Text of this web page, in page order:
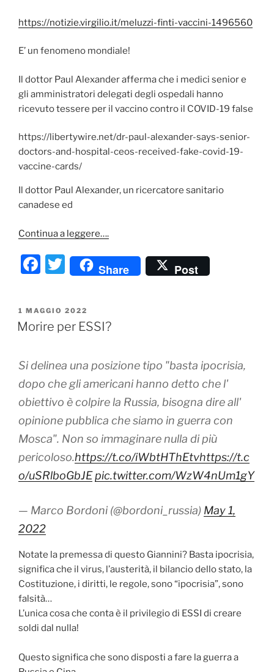
https://notizie.virgilio.it/meluzzi-finti-vaccini-1496560
E’ un fenomeno mondiale!
Il dottor Paul Alexander afferma che i medici senior e
gli amministratori delegati degli ospedali hanno
ricevuto tessere per il vaccino contro il COVID-19 false
https://libertywire.net/dr-paul-alexander-says-senior-
doctors-and-hospital-ceos-received-fake-covid-19-
vaccine-cards/
Il dottor Paul Alexander, un ricercatore sanitario
canadese ed
Continua a leggere….
F
c
e
o
o
k
T
w
itt
er
Share Post
PUBBLICATO
IL
1 MAGGIO 2022
Morire per ESSI?
Si delinea una posizione tipo "basta ipocrisia,
dopo che gli americani hanno detto che l'
obiettivo è colpire la Russia, bisogna dire all'
opinione pubblica che siamo in guerra con
Mosca". Non so immaginare nulla di più
pericoloso.https://t.co/iWbtHThEtvhttps://t.c
o/uSRlboGbJE pic.twitter.com/WzW4nUm1gY
— Marco Bordoni (@bordoni_russia) May 1,
2022
Notate la premessa di questo Giannini? Basta ipocrisia,
significa che il virus, l’austerità, il bilancio dello stato, la
Costituzione, i diritti, le regole, sono “ipocrisia”, sono
falsità…
L’unica cosa che conta è il privilegio di ESSI di creare
soldi dal nulla!
Questo significa che sono disposti a fare la guerra a